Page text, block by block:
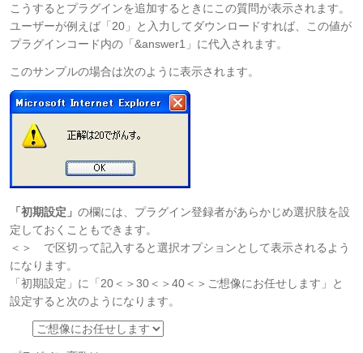
こうするとプラグインを追加するときにこの質問が表示されます。
ユーザーが例えば「20」と入力してダウンロードすれば、この値が
プラグインコード内の「&answer1」に代入されます。
このサンプルの場合は次のように表示されます。
「初期設定」 の欄には、プラグイン登録者があらかじめ選択肢を設
定しておくこともできます。
＜＞ で区切って記入すると選択オプションとして表示されるよう
になります。
「初期設定」に「20＜＞30＜＞40＜＞ご想像にお任せします」と
設定すると次のようになります。